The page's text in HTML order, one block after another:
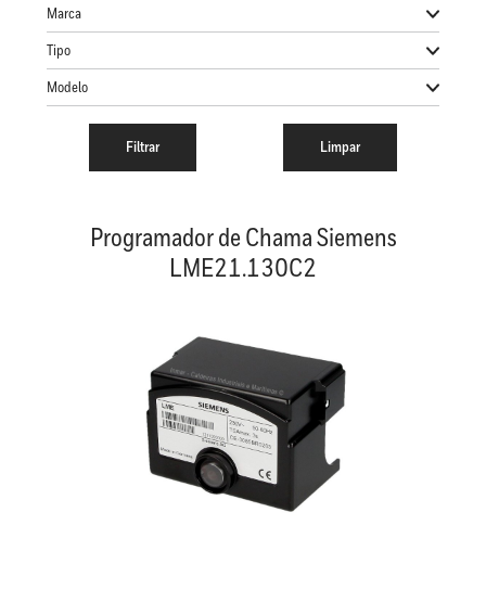
Marca
Tipo
Modelo
Programador de Chama Siemens
LME21.130C2